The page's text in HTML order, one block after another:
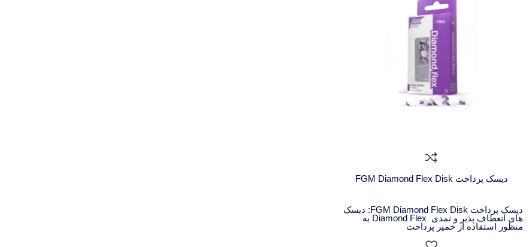
دیسک پرداخت FGM Diamond Flex Disk
دیسک پرداخت FGM Diamond Flex Disk: دیسک
های انعطاف پذیر و نمدی Diamond Flex به
منظور استفاده از خمیر پرداخت